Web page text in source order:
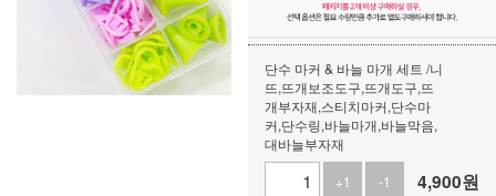
단수 마커 & 바늘 마개 세트 /니
뜨,뜨개보조도구,뜨개도구,뜨
개부자재,스티치마커,단수마
커,단수링,바늘마개,바늘막음,
대바늘부자재
+1
-1 4,900원